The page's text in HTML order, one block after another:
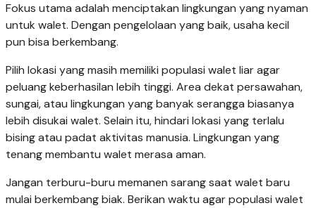
Fokus utama adalah menciptakan lingkungan yang nyaman
untuk walet. Dengan pengelolaan yang baik, usaha kecil
pun bisa berkembang.
Pilih lokasi yang masih memiliki populasi walet liar agar
peluang keberhasilan lebih tinggi. Area dekat persawahan,
sungai, atau lingkungan yang banyak serangga biasanya
lebih disukai walet. Selain itu, hindari lokasi yang terlalu
bising atau padat aktivitas manusia. Lingkungan yang
tenang membantu walet merasa aman.
Jangan terburu-buru memanen sarang saat walet baru
mulai berkembang biak. Berikan waktu agar populasi walet